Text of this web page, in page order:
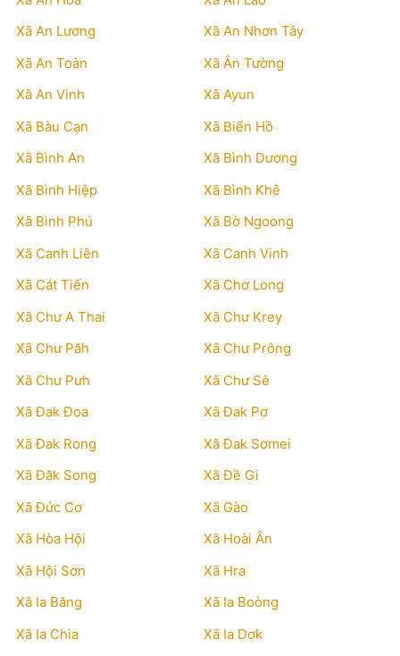
Xã An Lương
Xã An Nhơn Tây
Xã An Toàn
Xã Ân Tường
Xã An Vinh
Xã Ayun
Xã Bàu Cạn
Xã Biển Hồ
Xã Bình An
Xã Bình Dương
Xã Bình Hiệp
Xã Bình Khê
Xã Bình Phú
Xã Bờ Ngoong
Xã Canh Liên
Xã Canh Vinh
Xã Cát Tiến
Xã Chơ Long
Xã Chư A Thai
Xã Chư Krey
Xã Chư Păh
Xã Chư Prông
Xã Chư Pưh
Xã Chư Sê
Xã Đak Đoa
Xã Đak Pơ
Xã Đak Rong
Xã Đak Sơmei
Xã Đăk Song
Xã Đề Gi
Xã Đức Cơ
Xã Gào
Xã Hòa Hội
Xã Hoài Ân
Xã Hội Sơn
Xã Hra
Xã Ia Băng
Xã Ia Boòng
Xã Ia Chia
Xã Ia Dơk